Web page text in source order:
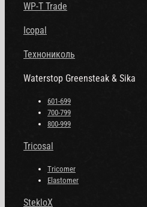
WP-T Trade
Icopal
Технониколь
Waterstop Greensteak & Sika
601-699
700-799
800-999
Tricosal
Tricomer
Elastomer
StekloX